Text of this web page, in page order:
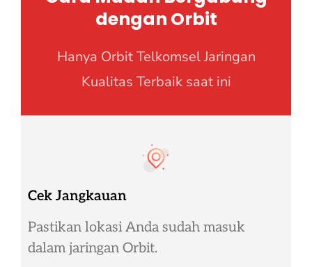
dengan Orbit
Hanya Orbit Telkomsel Jaringan
Kualitas Terbaik saat ini
Cek Jangkauan
Pastikan lokasi Anda sudah masuk
dalam jaringan Orbit.